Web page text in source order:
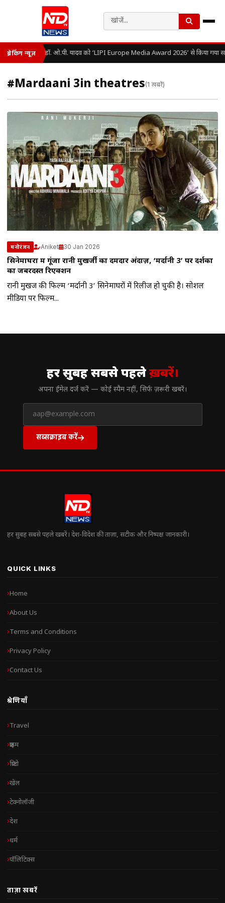
ब्रेकिंग न्यूज़ डॉ. ओ.पी. यादव को ‘LIPI Europe Media Award 2026’ से किया गया
#Mardaani 3in theatres(1 खबरें)
मनोरंजन Aniket 30 Jan 2026
सिनेमाघरों में गूंजा रानी मुखर्जी का दमदार अंदाज़, ‘मर्दानी 3’ पर दर्शकों
का जबरदस्त रिएक्शन
रानी मुखर्जी की फिल्म ‘मर्दानी 3’ सिनेमाघरों में रिलीज हो चुकी है। सोशल
मीडिया पर फिल्म...
हर सुबह सबसे पहलेख़बरें।
अपना ईमेल दर्ज करें — कोई स्पैम नहीं, सिर्फ ज़रूरी खबरें।
सब्सक्राइब करें
हर सुबह सबसे पहले खबरें। देश-विदेश की ताज़ा, सटीक और निष्पक्ष जानकारी।
QUICK LINKS
Home
About Us
Terms and Conditions
Privacy Policy
Contact Us
श्रेणियाँ
Travel
क्राइम
क्रिप्टो
खेल
टेक्नोलॉजी
देश
धर्म
पॉलिटिक्स
ताज़ा खबरें